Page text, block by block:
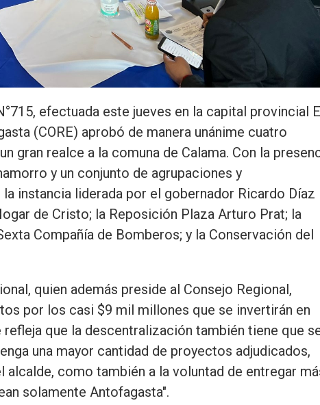
efectuada este jueves en la capital provincial
(CORE) aprobó de manera unánime cuatro
gran realce a la comuna de Calama. Con la
y un conjunto de agrupaciones y
instancia liderada por el gobernador Ricardo Díaz
de Cristo; la Reposición Plaza Arturo Prat; la
Compañía de Bomberos; y la Conservación del
quien además preside al Consejo Regional,
por los casi $9 mil millones que se invertirán en
refleja que la descentralización también tiene que
una mayor cantidad de proyectos adjudicados,
como también a la voluntad de entregar
solamente Antofagasta".